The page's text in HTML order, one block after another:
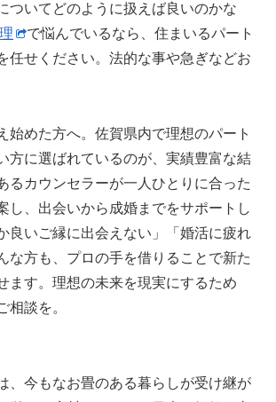
ついてどのように扱えば良いのかな
で悩んでいるなら、住まいるパート
任せください。法的な事や急ぎなどお
始めた方へ。佐賀県内で理想のパート
方に選ばれているのが、実績豊富な結
るカウンセラーが一人ひとりに合った
し、出会いから成婚までをサポートし
良いご縁に出会えない」「婚活に疲れ
な方も、プロの手を借りることで新た
ます。理想の未来を現実にするため
相談を。
、今もなお畳のある暮らしが受け継が